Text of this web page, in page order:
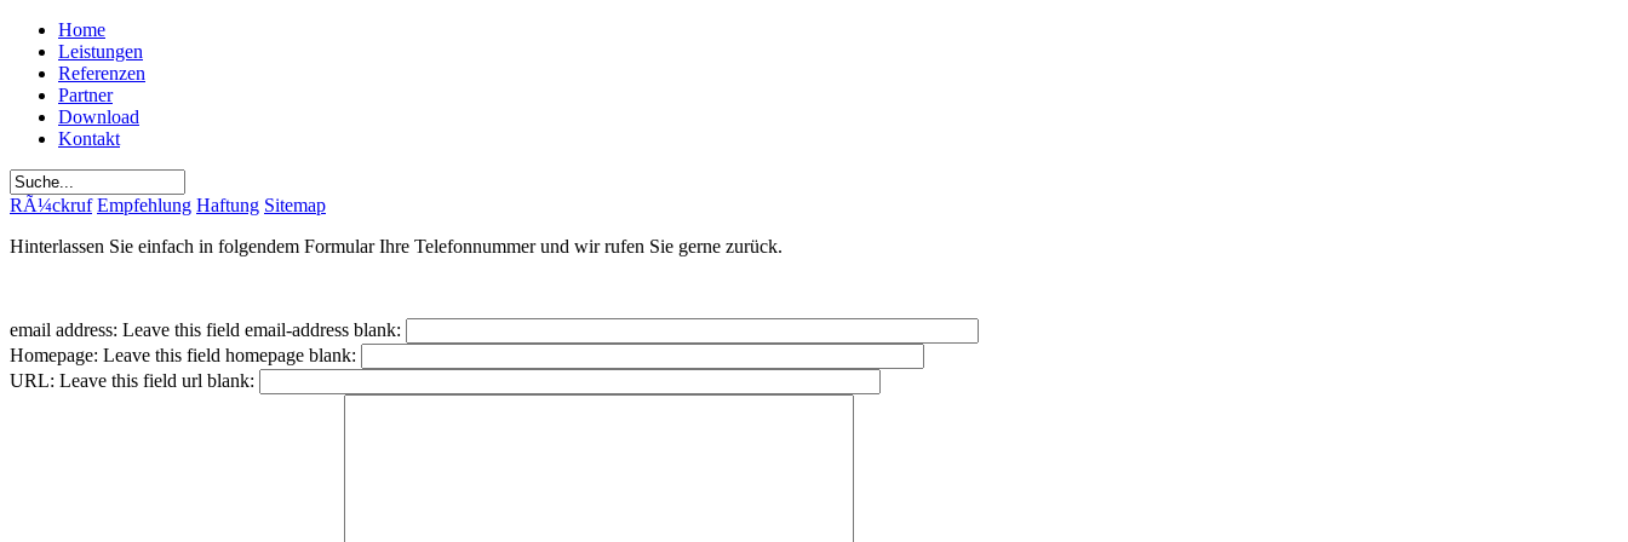
Home
Leistungen
Referenzen
Partner
Download
Kontakt
RÃ¼ckruf Empfehlung Haftung Sitemap
Hinterlassen Sie einfach in folgendem Formular Ihre Telefonnummer und wir rufen Sie gerne zurück.
email address: Leave this field email-address blank:
Homepage: Leave this field homepage blank:
URL: Leave this field url blank: